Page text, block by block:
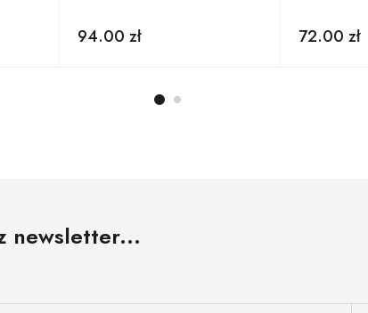
94.00 zł 72.00 zł
newsletter...